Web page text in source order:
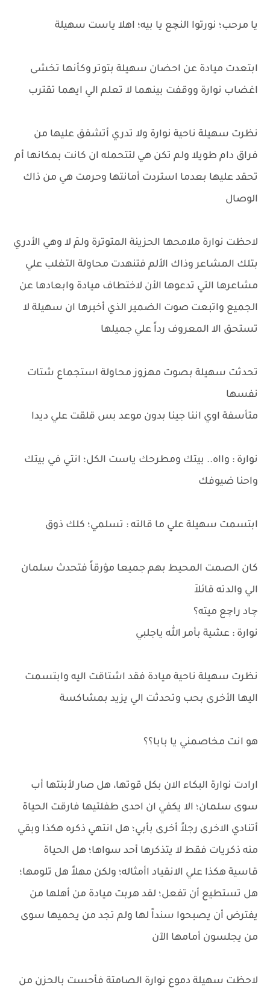
يا مرحب؛ نورتوا النچع يا بيه؛ اهلا ياست سهيلة
ابتعدت ميادة عن احضان سهيلة بتوتر وكأنها تخشى
اغضاب نوارة ووقفت بينهما لا تعلم الي ايهما تقترب
نظرت سهيلة ناحية نوارة ولا تدري أتشقق عليها من
فراق دام طويلا ولم تكن هي لتتحمله ان كانت بمكانها أم
تحقد عليها بعدما استردت أمانتها وحرمت هي من ذاك
الوصال
لاحظت نوارة ملامحها الحزينة المتوترة ولمَ لا وهي الأدري
بتلك المشاعر وذاك الألم فتنهدت محاولة التغلب علي
مشاعرها التي تدعوها الأن لاختطاف ميادة وابعادها عن
الجميع واتبعت صوت الضمير الذي أخبرها ان سهيلة لا
تستحق الا المعروف رداً علي جميلها
تحدثت سهيلة بصوت مهزوز محاولة استجماع شتات
نفسها
متأسفة اوي اننا جينا بدون موعد بس قلقت علي ديدا
نوارة : وااه.. بيتك ومطرحك ياست الكل؛ انتي في بيتك
واحنا ضيوفك
ابتسمت سهيلة علي ما قالته : تسلمي؛ كلك ذوق
كان الصمت المحيط بهم جميعا مؤرقاً فتحدث سلمان
الي والدته قائلاَ
چاد راچع ميته؟
نوارة : عشية بأمر الله ياجلبي
نظرت سهيلة ناحية ميادة فقد اشتاقت اليه وابتسمت
اليها الأخرى بحب وتحدثت الي يزيد بمشاكسة
هو انت مخاصمني يا بابا؟؟
ارادت نوارة البكاء الان بكل قوتها، هل صار لأبنتها أب
سوى سلمان؛ الا يكفي ان احدى طفلتيها فارقت الحياة
أتنادي الاخرى رجلاً أخرى بأبي؛ هل انتهي ذكره هكذا وبقي
منه ذكريات فقط لا يتذكرها أحد سواها؛ هل الحياة
قاسية هكذا علي الانقياد اأمثاله؛ ولكن مهلاً هل تلومها؛
هل تستطيع أن تفعل؛ لقد هربت ميادة من أهلها من
يفترض أن يصبحوا سنداً لها ولم تجد من يحميها سوى
من يجلسون أمامها الآن
لاحظت سهيلة دموع نوارة الصامتة فأحست بالحزن من